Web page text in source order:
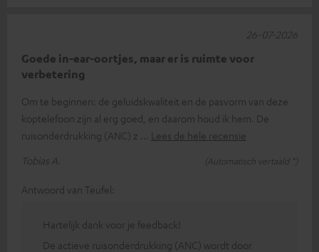
Goede in-ear-oortjes, maar er is ruimte voor
verbetering
Om te beginnen: de geluidskwaliteit en de pasvorm van deze
koptelefoon zijn al erg goed, en daarom houd ik hem. De
ruisonderdrukking (ANC) z
Lees de hele recensie
Tobias A.
(Automatisch vertaald *)
26-07-2026
Antwoord van Teufel:
Hartelijk dank voor je feedback!
De actieve ruisonderdrukking (ANC) wordt door